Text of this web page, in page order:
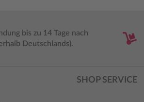
bis zu 14 Tage nach
Deutschlands).
SHOP SERVICE